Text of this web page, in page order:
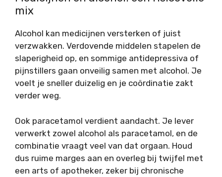
mix
Alcohol kan medicijnen versterken of juist
verzwakken. Verdovende middelen stapelen de
slaperigheid op, en sommige antidepressiva of
pijnstillers gaan onveilig samen met alcohol. Je
voelt je sneller duizelig en je coördinatie zakt
verder weg.
Ook paracetamol verdient aandacht. Je lever
verwerkt zowel alcohol als paracetamol, en de
combinatie vraagt veel van dat orgaan. Houd
dus ruime marges aan en overleg bij twijfel met
een arts of apotheker, zeker bij chronische